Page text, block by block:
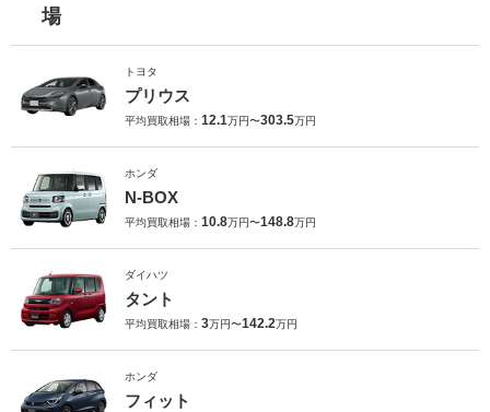
場
トヨタ
プリウス
平均買取相場： 12.1万円〜303.5万円
ホンダ
N-BOX
平均買取相場： 10.8万円〜148.8万円
ダイハツ
タント
平均買取相場： 3万円〜142.2万円
ホンダ
フィット